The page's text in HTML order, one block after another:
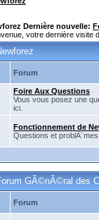
Dernière nouvelle:
votre dernière visite
Forum
Foire Aux Questions
Vous vous posez une
ici.
Fonctionnement de
Questions et
GÃ©nÃ©ral des
Forum